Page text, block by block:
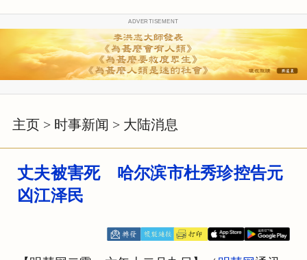
ADVERTISEMENT
主页 > 时事新闻 > 大陆消息
丈夫被害死 哈尔滨市杜秀珍控告元
凶江泽民